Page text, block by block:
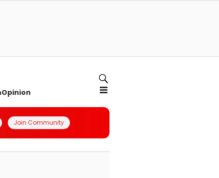
Opinion
Join Community